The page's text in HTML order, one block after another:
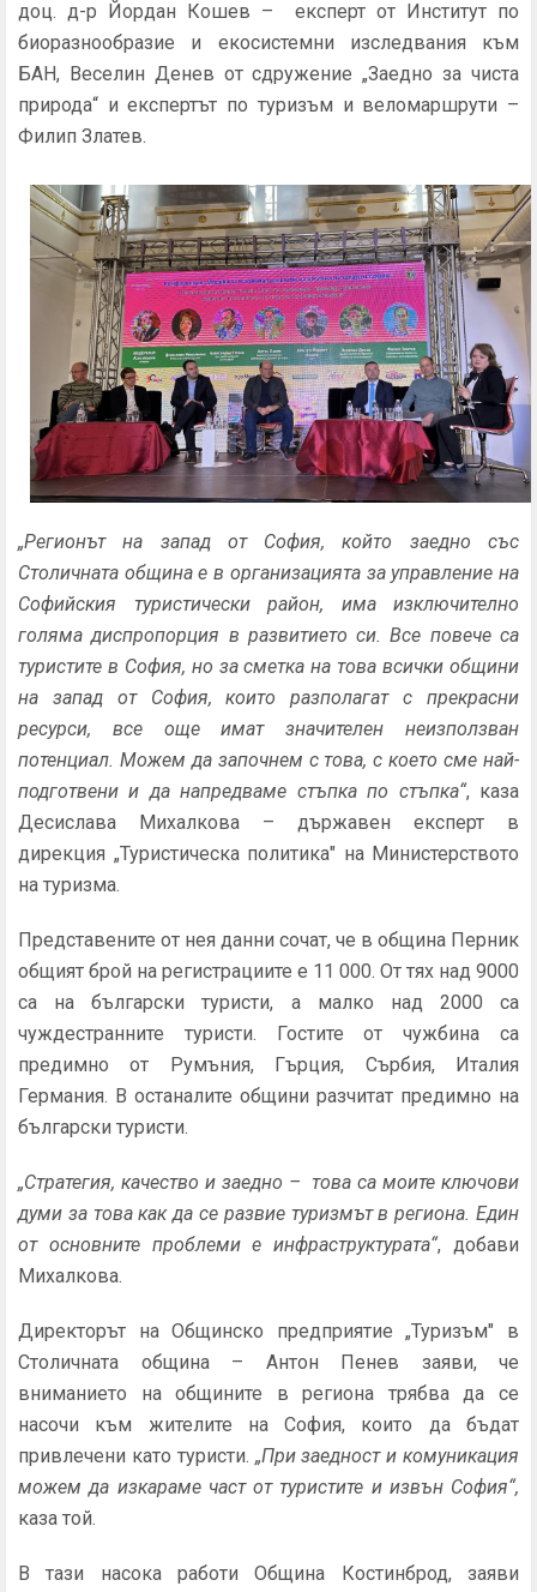
доц. д-р Йордан Кошев – експерт от Институт по
биоразнообразие и екосистемни изследвания към
БАН, Веселин Денев от сдружение „Заедно за чиста
природа“ и експертът по туризъм и веломаршрути –
Филип Златев.
„Регионът на запад от София, който заедно със
Столичната община е в организацията за управление на
Софийския туристически район, има изключително
голяма диспропорция в развитието си. Все повече са
туристите в София, но за сметка на това всички общини
на запад от София, които разполагат с прекрасни
ресурси, все още имат значителен неизползван
потенциал. Можем да започнем с това, с което сме най-
подготвени и да напредваме стъпка по стъпка“, каза
Десислава Михалкова – държавен експерт в
дирекция „Туристическа политика" на Министерството
на туризма.
Представените от нея данни сочат, че в община Перник
общият брой на регистрациите е 11 000. От тях над 9000
са на български туристи, а малко над 2000 са
чуждестранните туристи. Гостите от чужбина са
предимно от Румъния, Гърция, Сърбия, Италия
Германия. В останалите общини разчитат предимно на
български туристи.
„Стратегия, качество и заедно – това са моите ключови
думи за това как да се развие туризмът в региона. Един
от основните проблеми е инфраструктурата“, добави
Михалкова.
Директорът на Общинско предприятие „Туризъм" в
Столичната община – Антон Пенев заяви, че
вниманието на общините в региона трябва да се
насочи към жителите на София, които да бъдат
привлечени като туристи. „При заедност и комуникация
можем да изкараме част от туристите и извън София“,
каза той.
В тази насока работи Община Костинброд, заяви